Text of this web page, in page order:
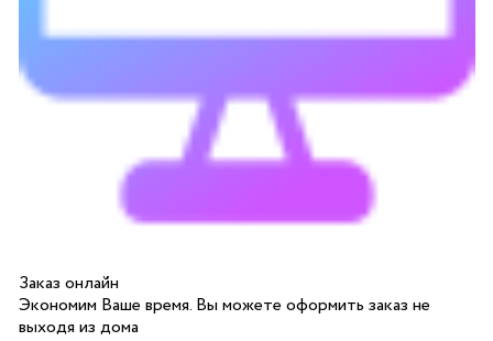
Заказ онлайн
Экономим Ваше время. Вы можете оформить заказ не
выходя из дома